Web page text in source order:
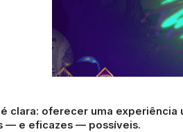
clara: oferecer uma
— e eficazes — possíveis.